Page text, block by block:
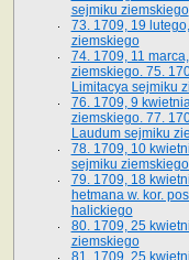
sejmiku ziemskiego
73. 1709, 19
ziemskiego
74. 1709, 11
ziemskiego. 75.
Limitacya sejmiku
76. 1709, 9
ziemskiego. 77.
Laudum sejmiku
78. 1709, 10
sejmiku
79. 1709, 18
hetmana w. kor.
halickiego
80. 1709, 25
ziemskiego
81. 1709, 25